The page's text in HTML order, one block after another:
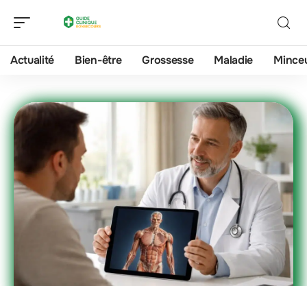
Actualité Bien-être Grossesse Maladie